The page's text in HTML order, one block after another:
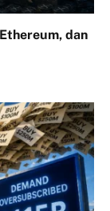
dan